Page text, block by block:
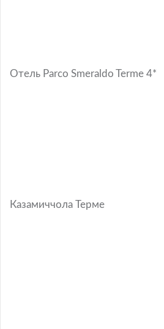
Отель Parco Smeraldo Terme 4*
Казамиччола Терме